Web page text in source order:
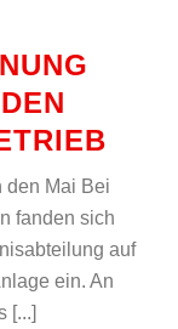
den Mai Bei
fanden sich
auf
ein. An
[...]